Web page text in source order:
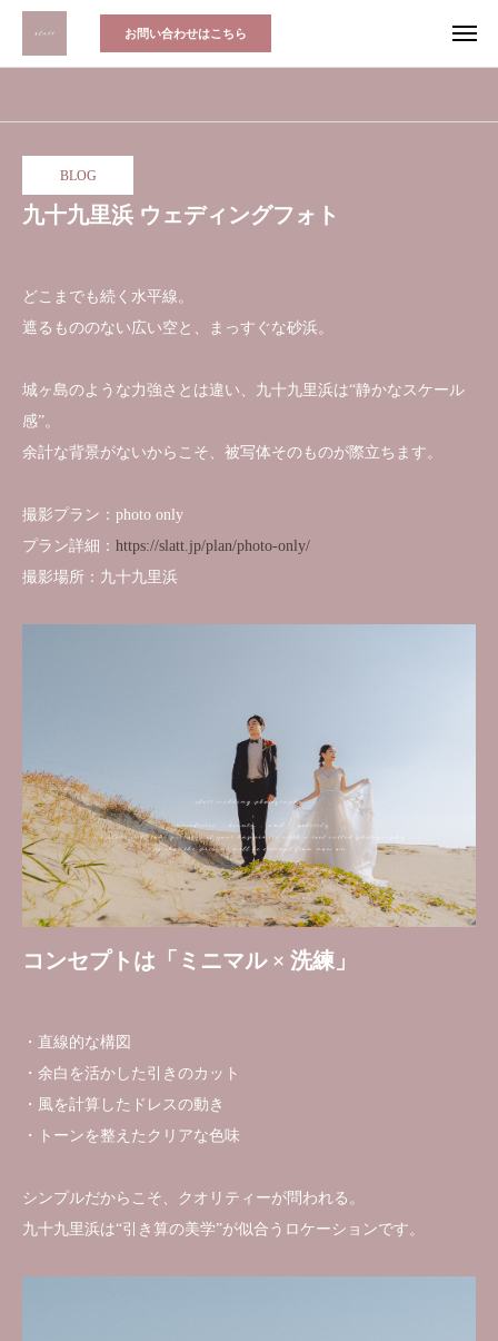
お問い合わせはこちら
BLOG
九十九里浜 ウェディングフォト
どこまでも続く水平線。
遮るもののない広い空と、まっすぐな砂浜。
城ヶ島のような力強さとは違い、九十九里浜は“静かなスケール
感”。
余計な背景がないからこそ、被写体そのものが際立ちます。
撮影プラン：photo only
プラン詳細： https://slatt.jp/plan/photo-only/
撮影場所：九十九里浜
コンセプトは「ミニマル × 洗練」
・直線的な構図
・余白を活かした引きのカット
・風を計算したドレスの動き
・トーンを整えたクリアな色味
シンプルだからこそ、クオリティーが問われる。
九十九里浜は“引き算の美学”が似合うロケーションです。